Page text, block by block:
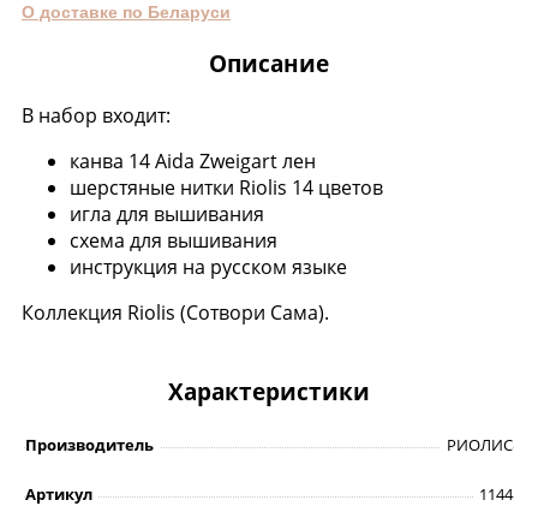
О доставке по Беларуси
Описание
В набор входит:
канва 14 Aida Zweigart лен
шерстяные нитки Riolis 14 цветов
игла для вышивания
схема для вышивания
инструкция на русском языке
Коллекция Riolis (Сотвори Сама).
Характеристики
Производитель РИОЛИС
Артикул 1144